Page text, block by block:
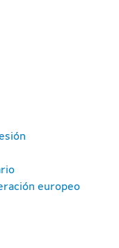
(UE)
europeo